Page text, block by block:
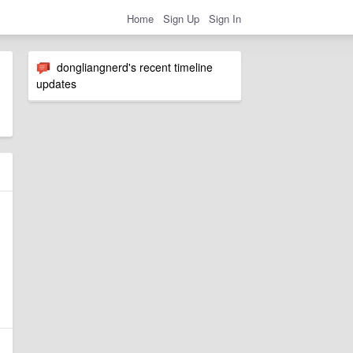
Home Sign Up Sign In
dongliangnerd's recent timeline
updates